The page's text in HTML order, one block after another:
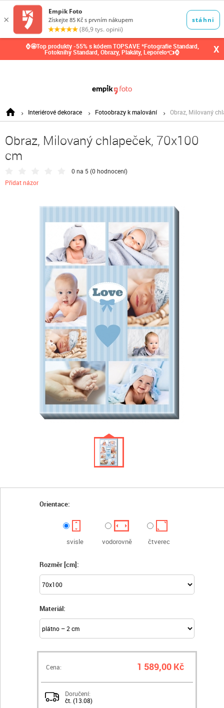
⌚🤩Top produkty -55% s kódem TOPSAVE *Fotografie Standard,
Fotoknihy Standard, Obrazy, Plakáty, Leporelo👈⌚ X
Interiérové dekorace Fotoobrazy k malování Obraz, Milovaný
Obraz, Milovaný chlapeček, 70x100
cm
0 na 5 (0 hodnocení)
Přidat názor
Orientace:
svisle vodorovně čtverec
Rozměr [cm]:
Materiál:
Cena: 1 589,00 Kč
Doručení:
čt. (13.08)